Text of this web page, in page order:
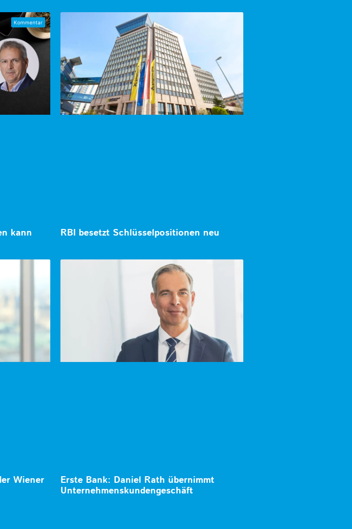
kann RBI besetzt Schlüsselpositionen neu
Wiener
Erste Bank: Daniel Rath übernimmt
Unternehmenskundengeschäft